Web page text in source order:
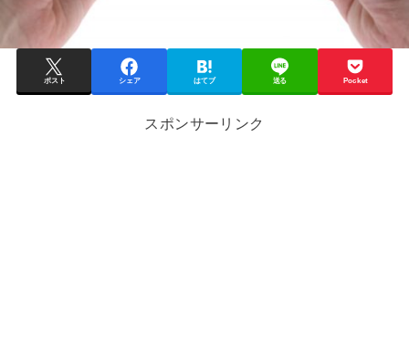
ポスト シェア はてブ 送る Pocket
スポンサーリンク